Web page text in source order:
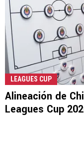
LEAGUES CUP
Alineación de
Leagues Cup